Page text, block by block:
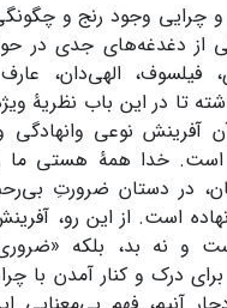
چرایی وجود رنج و
از دغدغه‌های جدی در
فیلسوف، الهی‌دان،
تا در این باب نظریۀ
آفرینش نوعی وانهادگی
خدا همۀ هستی ما
در دستان ضرورتِ
است. از این رو،
و نه بد، بلکه
برای درک و کنار آمدن با